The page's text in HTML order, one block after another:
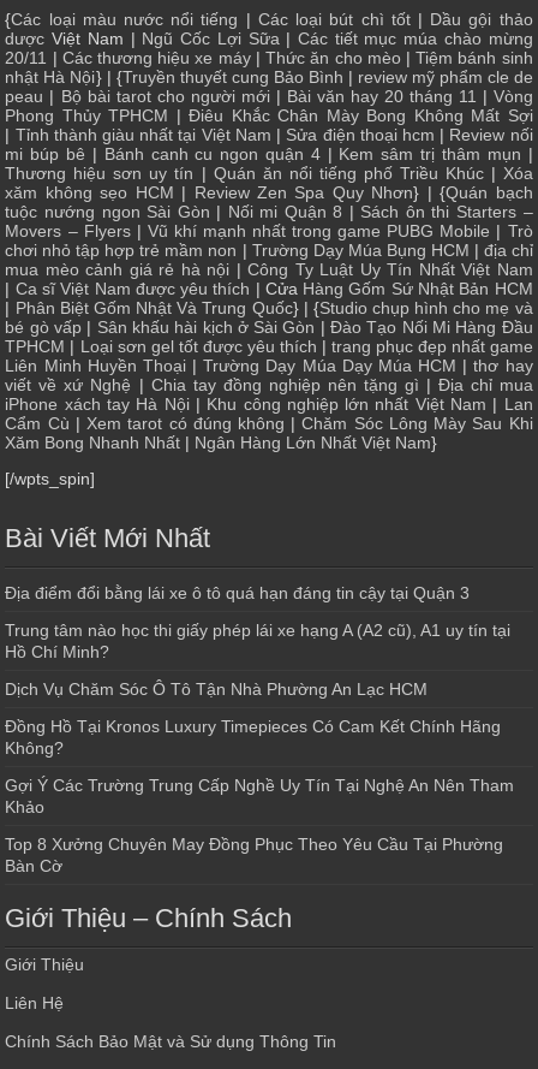
{Các loại màu nước nổi tiếng | Các loại bút chì tốt| Dầu gội thảo
dược Việt Nam | Ngũ Cốc Lợi Sữa| Các tiết mục múa chào mừng
20/11 | Các thương hiệu xe máy|Thức ăn cho mèo|Tiệm bánh sinh
nhật Hà Nội} | {Truyền thuyết cung Bảo Bình | review mỹ phẩm cle de
peau | Bộ bài tarot cho người mới| Bài văn hay 20 tháng 11 | Vòng
Phong Thủy TPHCM |Điêu Khắc Chân Mày Bong Không Mất Sợi
| Tỉnh thành giàu nhất tại Việt Nam | Sửa điện thoại hcm | Review nối
mi búp bê | Bánh canh cu ngon quận 4| Kem sâm trị thâm mụn |
Thương hiệu sơn uy tín | Quán ăn nổi tiếng phố Triều Khúc| Xóa
xăm không sẹo HCM | Review Zen Spa Quy Nhơn} | {Quán bạch
tuộc nướng ngon Sài Gòn | Nối mi Quận 8 | Sách ôn thi Starters –
Movers – Flyers| Vũ khí mạnh nhất trong game PUBG Mobile | Trò
chơi nhỏ tập hợp trẻ mầm non | Trường Dạy Múa Bụng HCM | địa chỉ
mua mèo cảnh giá rẻ hà nội |Công Ty Luật Uy Tín Nhất Việt Nam
| Ca sĩ Việt Nam được yêu thích | Cửa Hàng Gốm Sứ Nhật Bản HCM
| Phân Biệt Gốm Nhật Và Trung Quốc} | {Studio chụp hình cho mẹ và
bé gò vấp | Sân khấu hài kịch ở Sài Gòn |Đào Tạo Nối Mi Hàng Đầu
TPHCM | Loại sơn gel tốt được yêu thích | trang phục đẹp nhất game
Liên Minh Huyền Thoại|Trường Dạy Múa Dạy Múa HCM |thơ hay
viết về xứ Nghệ | Chia tay đồng nghiệp nên tặng gì | Địa chỉ mua
iPhone xách tay Hà Nội| Khu công nghiệp lớn nhất Việt Nam | Lan
Cẩm Cù |Xem tarot có đúng không |Chăm Sóc Lông Mày Sau Khi
Xăm Bong Nhanh Nhất | Ngân Hàng Lớn Nhất Việt Nam}
[/wpts_spin]
Bài Viết Mới Nhất
Địa điểm đổi bằng lái xe ô tô quá hạn đáng tin cậy tại Quận 3
Trung tâm nào học thi giấy phép lái xe hạng A (A2 cũ), A1 uy tín tại
Hồ Chí Minh?
Dịch Vụ Chăm Sóc Ô Tô Tận Nhà Phường An Lạc HCM
Đồng Hồ Tại Kronos Luxury Timepieces Có Cam Kết Chính Hãng
Không?
Gợi Ý Các Trường Trung Cấp Nghề Uy Tín Tại Nghệ An Nên Tham
Khảo
Top 8 Xưởng Chuyên May Đồng Phục Theo Yêu Cầu Tại Phường
Bàn Cờ
Giới Thiệu – Chính Sách
Giới Thiệu
Liên Hệ
Chính Sách Bảo Mật và Sử dụng Thông Tin